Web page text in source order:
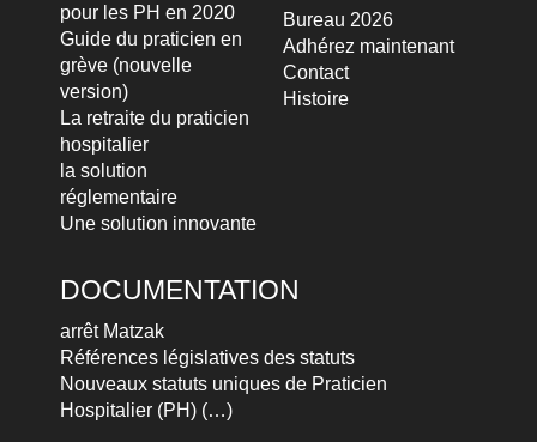
pour les PH en 2020
Guide du praticien en
grève (nouvelle
version)
La retraite du praticien
hospitalier
la solution
réglementaire
Une solution innovante
Bureau 2026
Adhérez maintenant
Contact
Histoire
DOCUMENTATION
arrêt Matzak
Références législatives des statuts
Nouveaux statuts uniques de Praticien
Hospitalier (PH) (…)